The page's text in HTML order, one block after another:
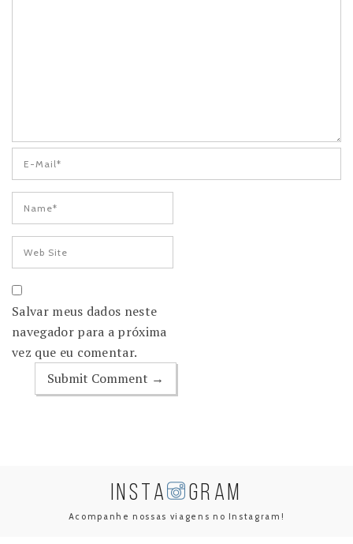
Salvar meus dados neste
navegador para a próxima
vez que eu comentar.
INSTA GRAM
Acompanhe nossas viagens no Instagram!